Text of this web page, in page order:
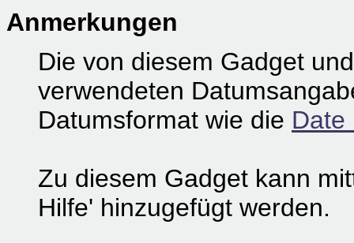
Anmerkungen
Die von diesem Gadget
verwendeten
Datumsformat wie die Date
Zu diesem Gadget kann
Hilfe' hinzugefügt werden.